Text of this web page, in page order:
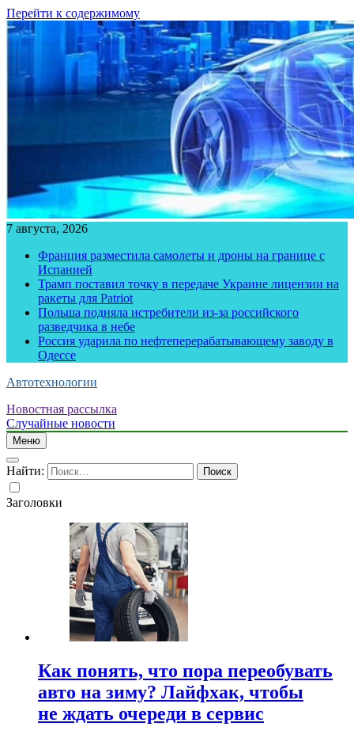
Перейти к содержимому
7 августа, 2026
Франция разместила самолеты и дроны на границе с
Испанией
Трамп поставил точку в передаче Украине лицензии на
ракеты для Patriot
Польша подняла истребители из-за российского
разведчика в небе
Россия ударила по нефтеперерабатывающему заводу в
Одессе
Автотехнологии
Новостная рассылка
Случайные новости
Меню
Найти:
Заголовки
Как понять, что пора переобувать
авто на зиму? Лайфхак, чтобы
не ждать очереди в сервис